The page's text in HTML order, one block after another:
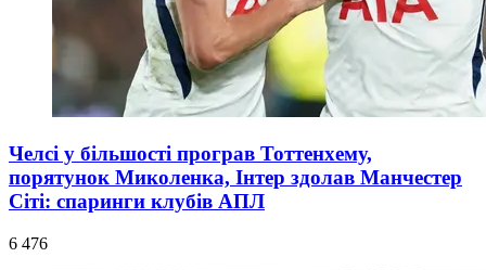
Челсі у більшості програв Тоттенхему,
порятунок Миколенка, Інтер здолав Манчестер
Сіті: спаринги клубів АПЛ
6 476